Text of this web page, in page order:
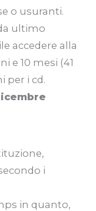
o usuranti.
ultimo
accedere alla
e 10 mesi (41
per i cd.
i
in quanto,